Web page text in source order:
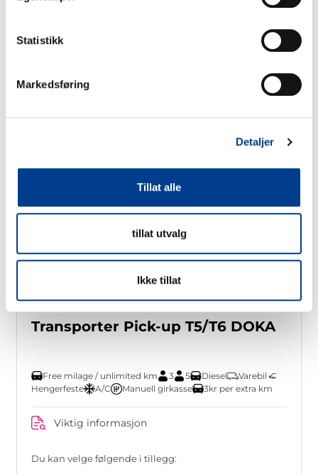
Statistikk
Markedsføring
Detaljer
Tillat alle
tillat utvalg
Ikke tillat
Hengerfeste/Tow hitch
Transporter Pick-up T5/T6 DOKA
Free milage / unlimited km 3 5 Diesel
Varebil
Hengerfeste
A/C Manuell girkasse 3kr per extra km
Viktig informasjon
Du kan velge følgende i tillegg: